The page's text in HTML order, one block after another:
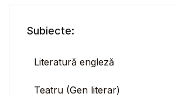
Subiecte:
Literatură engleză
Teatru (Gen literar)